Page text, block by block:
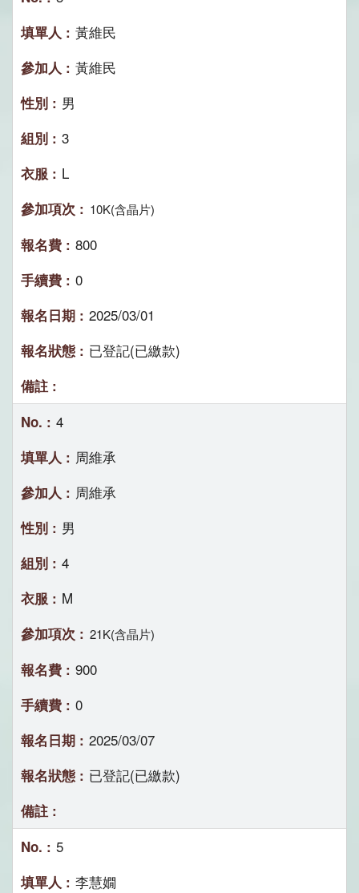
黃維民
黃維民
男
3
L
10K(含晶片)
800
0
2025/03/01
已登記(已繳款)
4
周維承
周維承
男
4
M
21K(含晶片)
900
0
2025/03/07
已登記(已繳款)
5
李慧嫺